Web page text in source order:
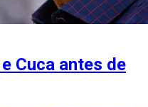
Cuca antes de